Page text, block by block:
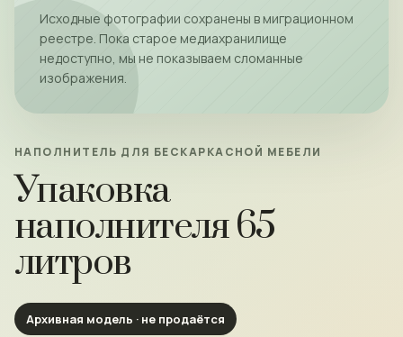
Исходные фотографии сохранены в миграционном
реестре. Пока старое медиахранилище
недоступно, мы не показываем сломанные
изображения.
НАПОЛНИТЕЛЬ ДЛЯ БЕСКАРКАСНОЙ МЕБЕЛИ
Упаковка
наполнителя 65
литров
Архивная модель · не продаётся